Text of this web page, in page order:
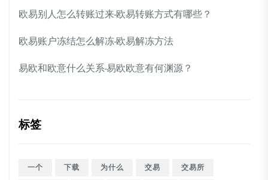
欧易别人怎么转账过来-欧易转账方式有哪些？
欧易账户冻结怎么解冻-欧易解冻方法
易欧和欧意什么关系-易欧欧意有何渊源？
标签
一个 下载 为什么 交易
交易所